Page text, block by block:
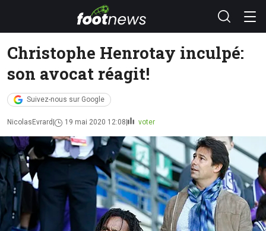
Christophe Henrotay inculpé:
son avocat réagit!
Suivez-nous sur Google
NicolasEvrard 19 mai 2020 12:08 voter